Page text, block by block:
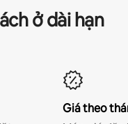
ở dài hạn
Giá theo